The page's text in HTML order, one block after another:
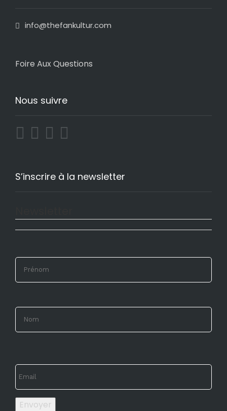
info@thefankultur.com
Foire Aux Questions
Nous suivre
S’inscrire à la newsletter
Envoyer